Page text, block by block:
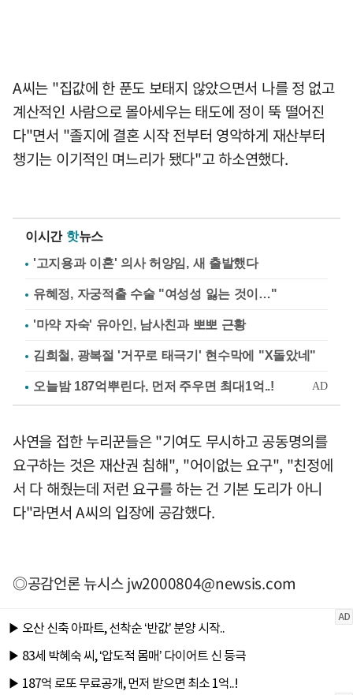
A씨는 "집값에 한 푼도 보태지 않았으면서 나를 정 없고
계산적인 사람으로 몰아세우는 태도에 정이 뚝 떨어진
다"면서 "졸지에 결혼 시작 전부터 영악하게 재산부터
챙기는 이기적인 며느리가 됐다"고 하소연했다.
이시간 핫뉴스
'고지용과 이혼' 의사 허양임, 새 출발했다
유혜정, 자궁적출 수술 "여성성 잃는 것이…"
'마약 자숙' 유아인, 남사친과 뽀뽀 근황
김희철, 광복절 '거꾸로 태극기' 현수막에 "X돌았네"
사연을 접한 누리꾼들은 "기여도 무시하고 공동명의를
요구하는 것은 재산권 침해", "어이없는 요구", "친정에
서 다 해줬는데 저런 요구를 하는 건 기본 도리가 아니
다"라면서 A씨의 입장에 공감했다.
◎공감언론 뉴시스jw2000804@newsis.com